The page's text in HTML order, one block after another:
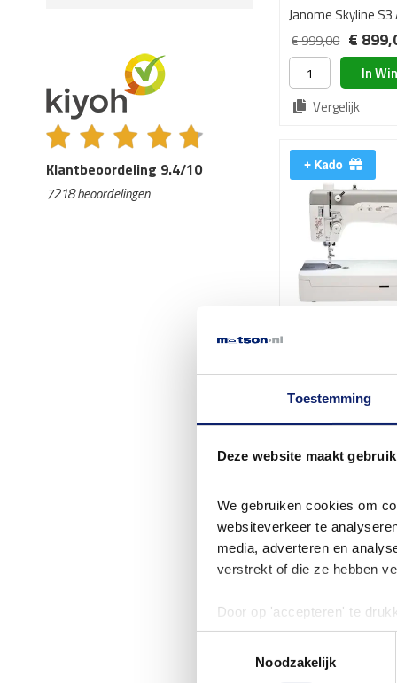
Toestemming
Deze website maakt
We gebruiken cookies om
websiteverkeer te
media, adverteren en
verstrekt of die ze hebben
Door op 'accepteren' te
wijzigen' zelf aangeven
geplaatst. Je kunt je
Noodzakelijk
Janome Skyline S3
€ 999,00 €
In
Vergelijk
Rechtstikmachine
€
Vergelijk
Klantbeoordeling 9.4/10
7218 beoordelingen